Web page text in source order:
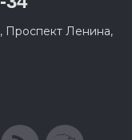
Проспект Ленина,